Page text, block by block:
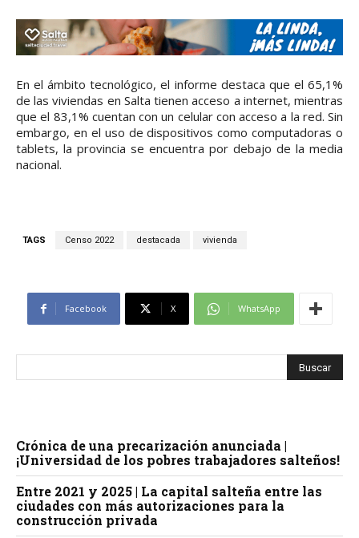
En el ámbito tecnológico, el informe destaca que el 65,1%
de las viviendas en Salta tienen acceso a internet, mientras
que el 83,1% cuentan con un celular con acceso a la red. Sin
embargo, en el uso de dispositivos como computadoras o
tablets, la provincia se encuentra por debajo de la media
nacional.
TAGS Censo 2022 destacada vivienda
Facebook X WhatsApp
Crónica de una precarización anunciada |
¡Universidad de los pobres trabajadores salteños!
Entre 2021 y 2025 | La capital salteña entre las
ciudades con más autorizaciones para la
construcción privada